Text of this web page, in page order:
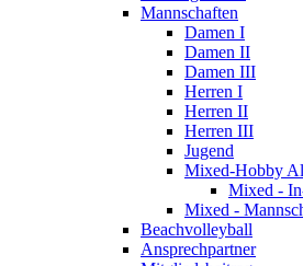
Mannschaften
Damen I
Damen II
Damen III
Herren I
Herren II
Herren III
Jugend
Mixed-Hobby
Mixed -
Mixed -
Beachvolleyball
Ansprechpartner